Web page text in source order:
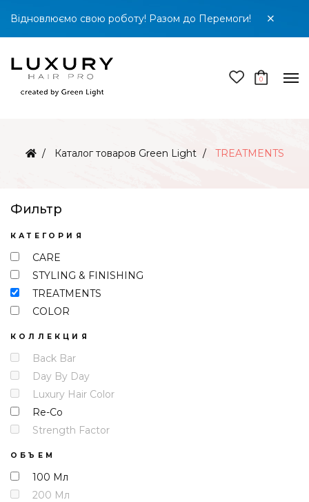
Відновлюємо свою роботу! Разом до Перемоги!
0
Каталог товаров Green Light TREATMENTS
Фильтр
КАТЕГОРИЯ
CARE
STYLING & FINISHING
TREATMENTS
COLOR
КОЛЛЕКЦИЯ
Back Bar
Day By Day
Luxury Hair Color
Re-Co
Strength Factor
ОБЪЕМ
100 Мл
200 Мл